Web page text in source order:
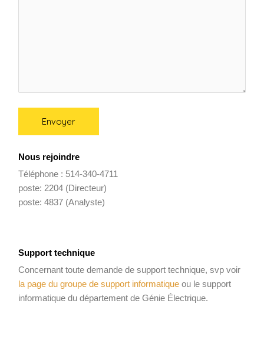
Nous rejoindre
Téléphone : 514-340-4711
poste: 2204 (Directeur)
poste: 4837 (Analyste)
Support technique
Concernant toute demande de support technique, svp voir
la page du groupe de support informatique ou le support
informatique du département de Génie Électrique.